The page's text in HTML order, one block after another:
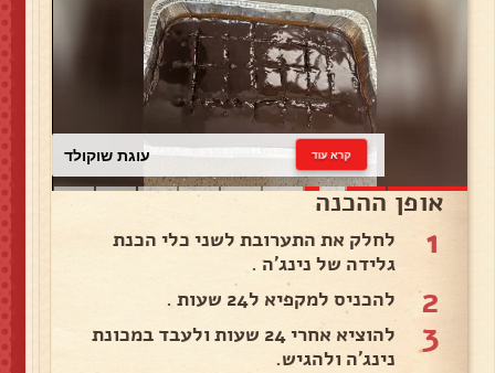
עוגת שוקולד קרא עוד
אופן ההכנה
1
לחלק את התערובת לשני כלי הכנת
גלידה של נינג’ה .
2 להכניס למקפיא ל24 שעות .
3
להוציא אחרי 24 שעות ולעבד במכונת
נינג’ה ולהגיש.